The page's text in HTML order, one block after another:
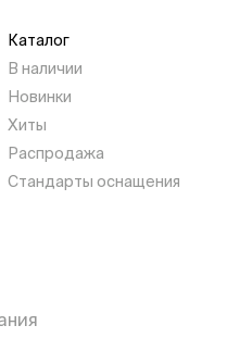
Каталог
В наличии
Новинки
Хиты
Распродажа
Стандарты оснащения